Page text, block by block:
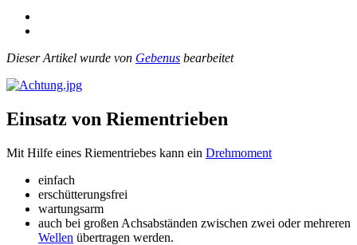
Dieser Artikel wurde von Gebenus bearbeitet
Einsatz von Riementrieben
Mit Hilfe eines Riementriebes kann ein Drehmoment
einfach
erschütterungsfrei
wartungsarm
auch bei großen Achsabständen zwischen zwei oder mehreren
Wellen übertragen werden.